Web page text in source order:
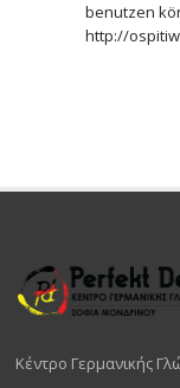
benutzen
http://
Κέντρο Γερμανικής